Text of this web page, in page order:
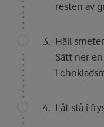
resten av
Häll
Sätt ner
i
Låt stå i